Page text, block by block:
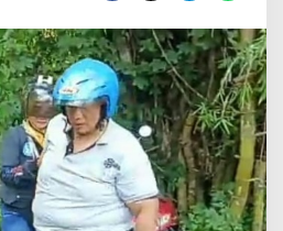
di
Akses
Suramadu